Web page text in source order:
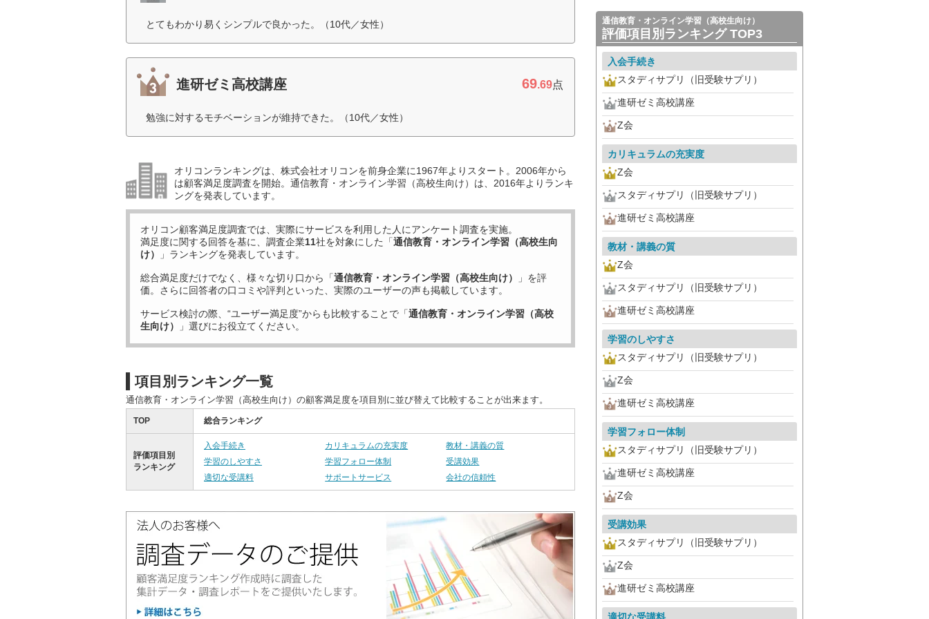
とてもわかり易くシンプルで良かった。（10代／女性）
進研ゼミ高校講座 69.69点
勉強に対するモチベーションが維持できた。（10代／女性）
オリコンランキングは、株式会社オリコンを前身企業に1967年よりスタート。2006年から
は顧客満足度調査を開始。通信教育・オンライン学習（高校生向け）は、2016年よりランキ
ングを発表しています。
オリコン顧客満足度調査では、実際にサービスを利用した 人にアンケート調査を実施。
満足度に関する回答を基に、調査企業11社を対象にした「通信教育・オンライン学習（高校生向
け）
」ランキングを発表しています。
総合満足度だけでなく、様々な切り口から「通信教育・オンライン学習（高校生向け）
」を評
価。さらに回答者の口コミや評判といった、実際のユーザーの声も掲載しています。
サービス検討の際、“ユーザー満足度”からも比較することで「通信教育・オンライン学習（高校
生向け）
」選びにお役立てください。
項目別ランキング一覧
通信教育・オンライン学習（高校生向け）の顧客満足度を項目別に並び替えて比較することが出来ます。
TOP 総合ランキング
評価項目別
ランキング
入会手続き カリキュラムの充実度
教材・講義の質
学習のしやすさ
学習フォロー体制
受講効果
適切な受講料
サポートサービス 会社の信頼性
通信教育・オンライン学習（高校生向け）
評価項目別ランキング TOP3
入会手続き
スタディサプリ（旧受験サプリ）
進研ゼミ高校講座
Z会
カリキュラムの充実度
Z会
スタディサプリ（旧受験サプリ）
進研ゼミ高校講座
教材・講義の質
Z会
スタディサプリ（旧受験サプリ）
進研ゼミ高校講座
学習のしやすさ
スタディサプリ（旧受験サプリ）
Z会
進研ゼミ高校講座
学習フォロー体制
スタディサプリ（旧受験サプリ）
進研ゼミ高校講座
Z会
受講効果
スタディサプリ（旧受験サプリ）
Z会
進研ゼミ高校講座